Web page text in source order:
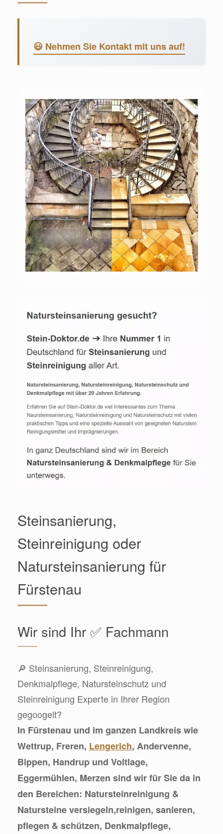
😃 Nehmen Sie Kontakt mit uns auf!
Steinsanierung,
Steinreinigung oder
Natursteinsanierung für
Fürstenau
Wir sind Ihr ✅ Fachmann
🔎 Steinsanierung, Steinreinigung,
Denkmalpflege, Natursteinschutz und
Steinreinigung Experte in Ihrer Region
gegoogelt?
In Fürstenau und im ganzen Landkreis wie
Wettrup, Freren, Lengerich, Andervenne,
Bippen, Handrup und Voltlage,
Eggermühlen, Merzen sind wir für Sie da in
den Bereichen: Natursteinreinigung &
Natursteine versiegeln,reinigen, sanieren,
pflegen & schützen, Denkmalpflege,